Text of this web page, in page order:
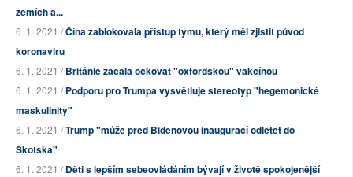
zemích a...
6. 1. 2021 /Čína zablokovala přístup týmu, který měl zjistit původ
koronaviru
6. 1. 2021 /Británie začala očkovat "oxfordskou" vakcínou
6. 1. 2021 /Podporu pro Trumpa vysvětluje stereotyp "hegemonické
maskulinity"
6. 1. 2021 /Trump "může před Bidenovou inaugurací odletět do
Skotska"
6. 1. 2021 /Děti s lepším sebeovládáním bývají v životě spokojenější